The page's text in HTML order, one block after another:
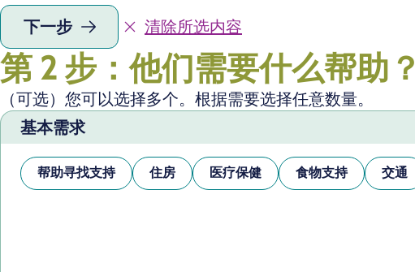
下一步 清除所选内容
第 2 步：他们需要什么帮助？
（可选）您可以选择多个。根据需要选择任意数量。
基本需求
帮助寻找支持 住房 医疗保健 食物支持 交通